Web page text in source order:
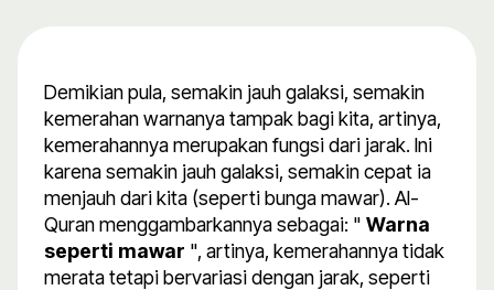
Demikian pula, semakin jauh galaksi, semakin
kemerahan warnanya tampak bagi kita, artinya,
kemerahannya merupakan fungsi dari jarak. Ini
karena semakin jauh galaksi, semakin cepat ia
menjauh dari kita (seperti bunga mawar). Al-
Quran menggambarkannya sebagai: " Warna
seperti mawar ", artinya, kemerahannya tidak
merata tetapi bervariasi dengan jarak, seperti